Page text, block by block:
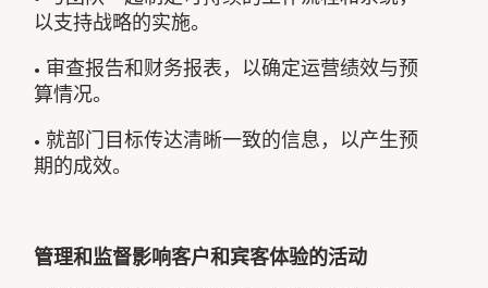
以支持战略的实施。
• 审查报告和财务报表，以确定运营绩效与预
算情况。
• 就部门目标传达清晰一致的信息，以产生预
期的成效。
管理和监督影响客户和宾客体验的活动